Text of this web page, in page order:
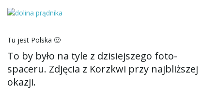
Tu jest Polska 🙂
To by było na tyle z dzisiejszego foto-
spaceru. Zdjęcia z Korzkwi przy najbliższej
okazji.